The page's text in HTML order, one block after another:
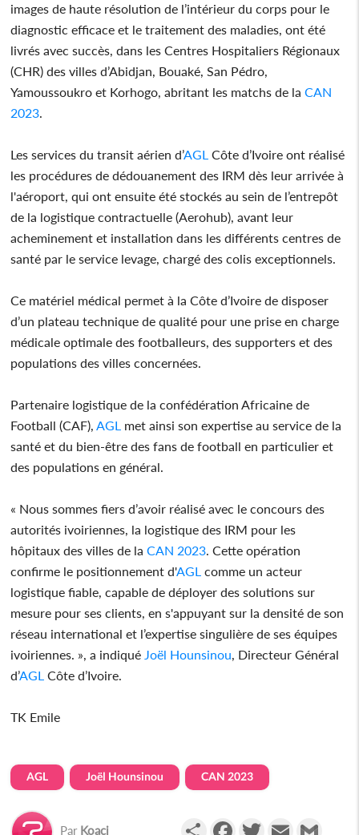
images de haute résolution de l’intérieur du corps pour le
diagnostic efficace et le traitement des maladies, ont été
livrés avec succès, dans les Centres Hospitaliers Régionaux
(CHR) des villes d’Abidjan, Bouaké, San Pédro,
Yamoussoukro et Korhogo, abritant les matchs de laCAN
2023.
Les services du transit aérien d’AGL Côte d’Ivoire ont réalisé
les procédures de dédouanement des IRM dès leur arrivée à
l'aéroport, qui ont ensuite été stockés au sein de l’entrepôt
de la logistique contractuelle (Aerohub), avant leur
acheminement et installation dans les différents centres de
santé par le service levage, chargé des colis exceptionnels.
Ce matériel médical permet à la Côte d’Ivoire de disposer
d’un plateau technique de qualité pour une prise en charge
médicale optimale des footballeurs, des supporters et des
populations des villes concernées.
Partenaire logistique de la confédération Africaine de
Football (CAF),AGL met ainsi son expertise au service de la
santé et du bien-être des fans de football en particulier et
des populations en général.
« Nous sommes fiers d’avoir réalisé avec le concours des
autorités ivoiriennes, la logistique des IRM pour les
hôpitaux des villes de laCAN 2023. Cette opération
confirme le positionnement d'AGL comme un acteur
logistique fiable, capable de déployer des solutions sur
mesure pour ses clients, en s'appuyant sur la densité de son
réseau international et l’expertise singulière de ses équipes
ivoiriennes. », a indiqué Joël Hounsinou, Directeur Général
d’AGL Côte d’Ivoire.
TK Emile
AGL Joël Hounsinou CAN 2023
Par Koaci PartagerFacebookTwitterEmail